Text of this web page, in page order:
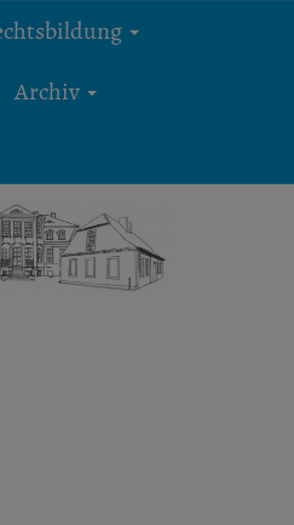
Archiv